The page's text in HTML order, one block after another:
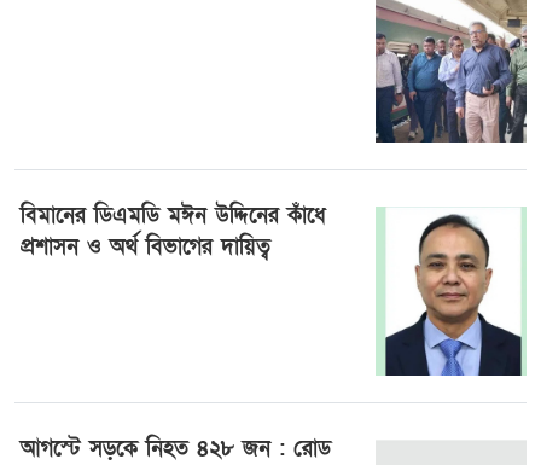
এসএসসি-সমমান পরীক্ষার ফল প্রকাশ,
গাজা নিয়ে ট্রাম্পের ১৫ দফা পরিকল্পনা
শাপলা হত্যার বিচারসহ হেফাজতের ৯
তিস্তার নিম্নাঞ্চলে সাময়িক প্লাবনের শঙ্কা
বিমানের ডিএমডি মঈন উদ্দিনের কাঁধে
প্রশাসন ও অর্থ বিভাগের দায়িত্ব
আগস্টে সড়কে নিহত ৪২৮ জন : রোড